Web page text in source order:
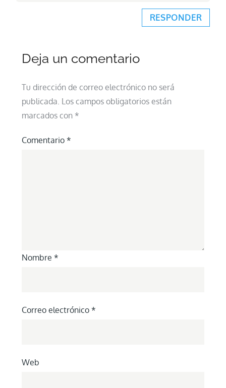
RESPONDER
Deja un comentario
Tu dirección de correo electrónico no será
publicada. Los campos obligatorios están
marcados con *
Comentario *
Nombre *
Correo electrónico *
Web